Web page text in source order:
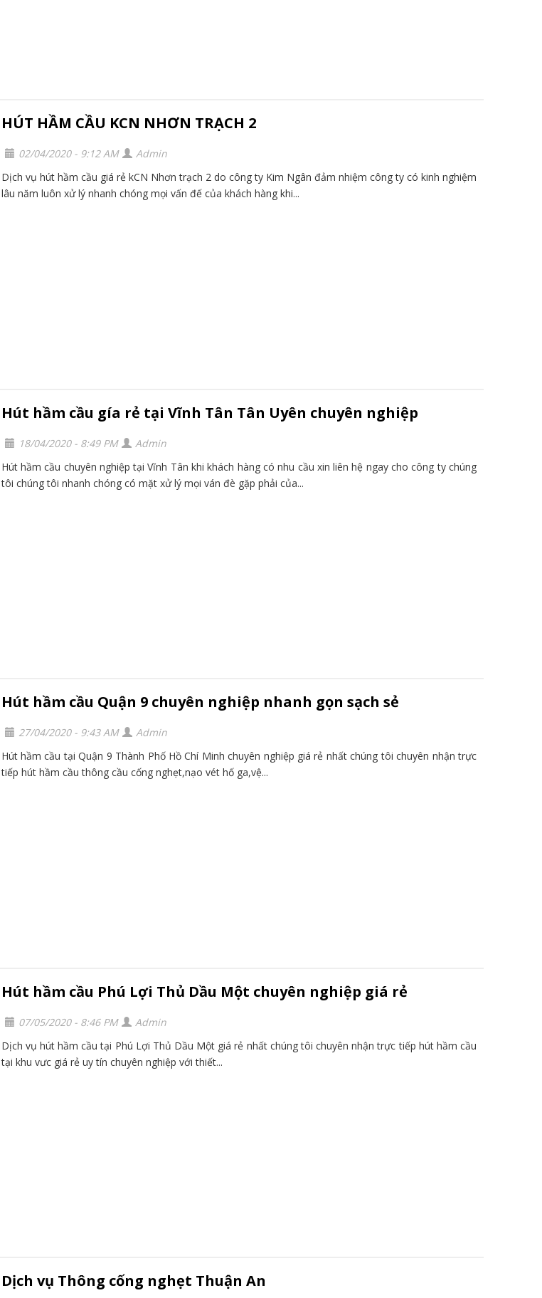
HÚT HẦM CẦU KCN NHƠN TRẠCH 2
02/04/2020 - 9:12 AM
Admin
Dịch vụ hút hầm cầu giá rẻ kCN Nhơn trạch 2 do công ty Kim Ngân đảm nhiệm công ty có kinh nghiệm
lâu năm luôn xử lý nhanh chóng mọi vấn đế của khách hàng khi...
Hút hầm cầu gía rẻ tại Vĩnh Tân Tân Uyên chuyên nghiệp
18/04/2020 - 8:49 PM
Admin
Hút hầm cầu chuyên nghiệp tại Vĩnh Tân khi khách hàng có nhu cầu xin liên hệ ngay cho công ty chúng
tôi chúng tôi nhanh chóng có mặt xử lý mọi ván đè gặp phải của...
Hút hầm cầu Quận 9 chuyên nghiệp nhanh gọn sạch sẻ
27/04/2020 - 9:43 AM
Admin
Hút hầm cầu tại Quận 9 Thành Phố Hồ Chí Minh chuyên nghiệp giá rẻ nhất chúng tôi chuyên nhận trực
tiếp hút hầm cầu thông cầu cống nghẹt,nạo vét hố ga,vệ...
Hút hầm cầu Phú Lợi Thủ Dầu Một chuyên nghiệp giá rẻ
07/05/2020 - 8:46 PM
Admin
Dịch vụ hút hầm cầu tại Phú Lợi Thủ Dầu Một giá rẻ nhất chúng tôi chuyên nhận trực tiếp hút hầm cầu
tại khu vưc giá rẻ uy tín chuyên nghiệp với thiết...
Dịch vụ Thông cống nghẹt Thuận An